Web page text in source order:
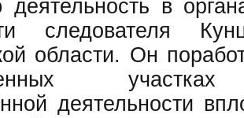
деятельность в
следователя
области. Он
деятельности